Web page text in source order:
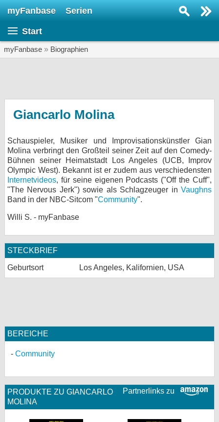
myFanbase Serien
Start
myFanbase » Biographien
Giancarlo Molina
Schauspieler, Musiker und Improvisationskünstler Gian
Molina verbringt den Großteil seiner Zeit auf den Comedy-
Bühnen seiner Heimatstadt Los Angeles (UCB, Improv
Olympic West). Bekannt ist er zudem aus verschiedensten
Internetvideos, für seine eigenen Podcasts ("Off the Cuff",
"The Nervous Jerk") sowie als Schlagzeuger in Vaughns
Band in der NBC-Sitcom "Community".
Willi S. - myFanbase
STECKBRIEF
Geburtsort Los Angeles, Kalifornien, USA
BEREICHE
Community
Partnerlinks zu
PRODUKTE ZU GIANCARLO
MOLINA
KULTUR
Specials
SERVICE
Gewinnspiele
Datenschutz
Desktop-Ansicht